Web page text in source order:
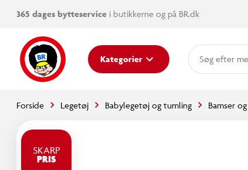
365 dages bytteservice i butikkerne og på BR.dk
Kategorier
Forside Legetøj Babylegetøj og tumling Bamser
SKARP
PRIS